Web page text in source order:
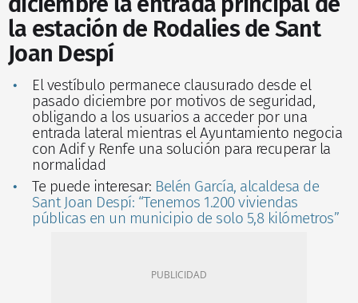
la estación de Rodalies de Sant
Joan Despí
El vestíbulo permanece clausurado desde el
pasado diciembre por motivos de seguridad,
obligando a los usuarios a acceder por una
entrada lateral mientras el Ayuntamiento negocia
con Adif y Renfe una solución para recuperar la
normalidad
Te puede interesar: Belén García, alcaldesa de
Sant Joan Despí: “Tenemos 1.200 viviendas
públicas en un municipio de solo 5,8 kilómetros”